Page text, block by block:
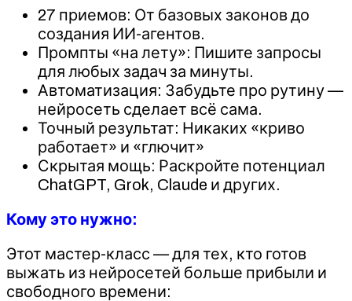
27 приемов: От базовых законов до
создания ИИ-агентов.
Промпты «на лету»: Пишите запросы
для любых задач за минуты.
Автоматизация: Забудьте про рутину —
нейросеть сделает всё сама.
Точный результат: Никаких «криво
работает» и «глючит»
Скрытая мощь: Раскройте потенциал
ChatGPT, Grok, Claude и других.
Кому это нужно:
Этот мастер-класс — для тех, кто готов
выжать из нейросетей больше прибыли и
свободного времени: